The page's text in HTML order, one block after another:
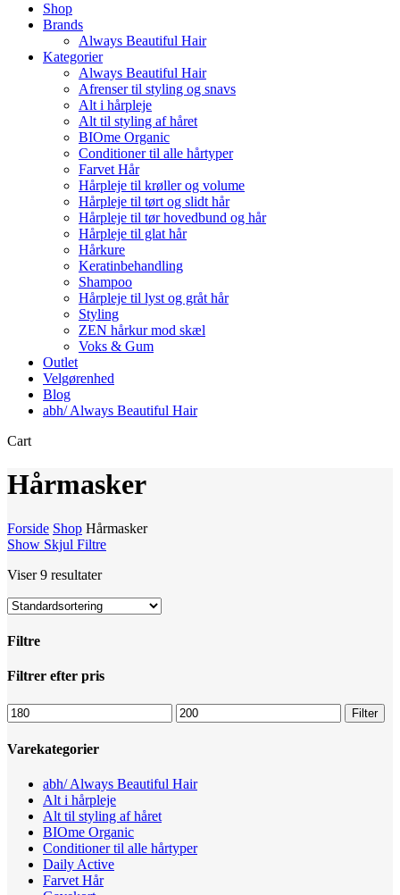
Shop
Brands
Always Beautiful Hair
Kategorier
Always Beautiful Hair
Afrenser til styling og snavs
Alt i hårpleje
Alt til styling af håret
BIOme Organic
Conditioner til alle hårtyper
Farvet Hår
Hårpleje til krøller og volume
Hårpleje til tørt og slidt hår
Hårpleje til tør hovedbund og hår
Hårpleje til glat hår
Hårkure
Keratinbehandling
Shampoo
Hårpleje til lyst og gråt hår
Styling
ZEN hårkur mod skæl
Voks & Gum
Outlet
Velgørenhed
Blog
abh/ Always Beautiful Hair
CartClose
Hårmasker
Forside Shop Hårmasker
Show Skjul Filtre
Viser 9 resultater
Filtre
Close
Filtrer efter pris
Mindste
pris
Højeste
pris
Filter
Varekategorier
abh/ Always Beautiful Hair
Alt i hårpleje
Alt til styling af håret
BIOme Organic
Conditioner til alle hårtyper
Daily Active
Farvet Hår